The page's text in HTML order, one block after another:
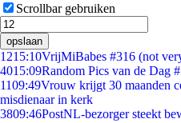
Scrollbar gebruiken
opslaan
1215:10VrijMiBabes #316 (not
4015:09Random Pics van de Dag
1109:49Vrouw krijgt 30 maanden
misdienaar in kerk
3809:46PostNL-bezorger steekt